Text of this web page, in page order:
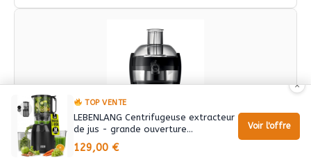
PHILIPS
Philips Centrifugeuse, 500W, 1.5L
×
TOP VENTE
LEBENLANG Centrifugeuse extracteur
de jus - grande ouverture…
129,00 €
Voir l'offre